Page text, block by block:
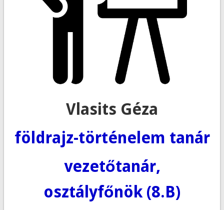
Vlasits Géza
földrajz-történelem tanár
vezetőtanár,
osztályfőnök (8.B)